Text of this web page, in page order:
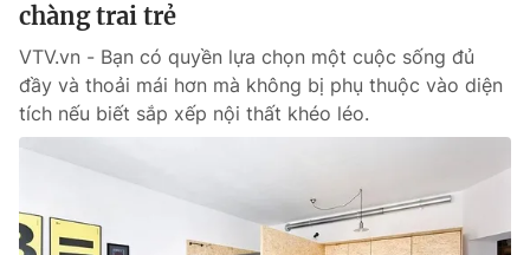
chàng trai trẻ
VTV.vn - Bạn có quyền lựa chọn một cuộc sống đủ
đầy và thoải mái hơn mà không bị phụ thuộc vào diện
tích nếu biết sắp xếp nội thất khéo léo.